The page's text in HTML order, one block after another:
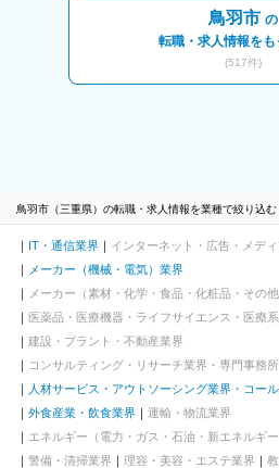
駅、上島駅、須津駅、南吉田駅、
中条駅、宮内駅(新潟県)、魚沼丘
駅、岩村田駅、村山駅(長野県)、
永駅、春日居町駅、東桂駅、動橋
駅、丸岡駅、敦賀駅、清明駅、黒
大社前駅、三雲駅、栗東駅、おご
岐塩屋駅、片原町駅(香川県)、三
富田駅、平田駅(高知県)、多ノ郷駅
駅、伴中央駅、広島港・宇品駅、
駅、高野駅、厚東駅、長府駅、米
駅、萩駅、鳥取駅、三本松口駅、
赤間駅、伊賀駅、甘木駅(西鉄線)
塚駅(福岡県)、雑餉隈駅、吉塚駅
後豊岡駅、鶴崎駅、東中津駅、北
駅、田代駅、東唐津駅、肥後大津
駅、三角駅、草道駅、志布志駅、
嶺駅、てだこ浦西駅、南方駅(宮崎
駅、倶知安駅、岩見沢駅、新富士
鳥羽市 の
転職・求人情報をも
(517件)
鳥羽市（三重県）の転職・求人情報を業種で絞り込む
IT・通信業界
インターネット・広告・メデ
メーカー（機械・電気）業界
メーカー（素材・化学・食品・化粧品・その
医薬品・医療機器・ライフサイエンス・医療
建設・プラント・不動産業界
コンサルティング・リサーチ業界・専門事務
人材サービス・アウトソーシング業界・コー
外食産業・飲食業界
運輸・物流業界
エネルギー（電力・ガス・石油・新エネルギ
警備・清掃業界
理容・美容・エステ業界